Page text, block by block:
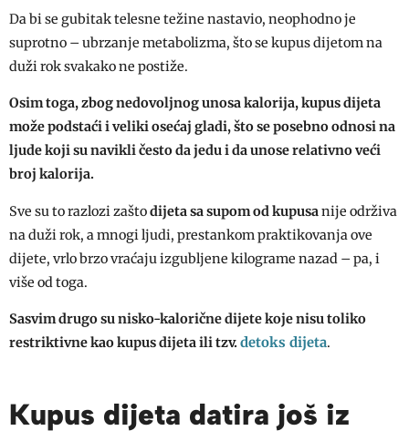
Da bi se gubitak telesne težine nastavio, neophodno je
suprotno – ubrzanje metabolizma, što se kupus dijetom na
duži rok svakako ne postiže.
Osim toga, zbog nedovoljnog unosa kalorija, kupus dijeta
može podstaći i veliki osećaj gladi, što se posebno odnosi na
ljude koji su navikli često da jedu i da unose relativno veći
broj kalorija.
Sve su to razlozi zaštodijeta sa supom od kupusanije održiva
na duži rok, a mnogi ljudi, prestankom praktikovanja ove
dijete, vrlo brzo vraćaju izgubljene kilograme nazad – pa, i
više od toga.
Sasvim drugo su nisko-kalorične dijete koje nisu toliko
restriktivne kao kupus dijeta ili tzv. detoks dijeta.
Kupus dijeta datira još iz